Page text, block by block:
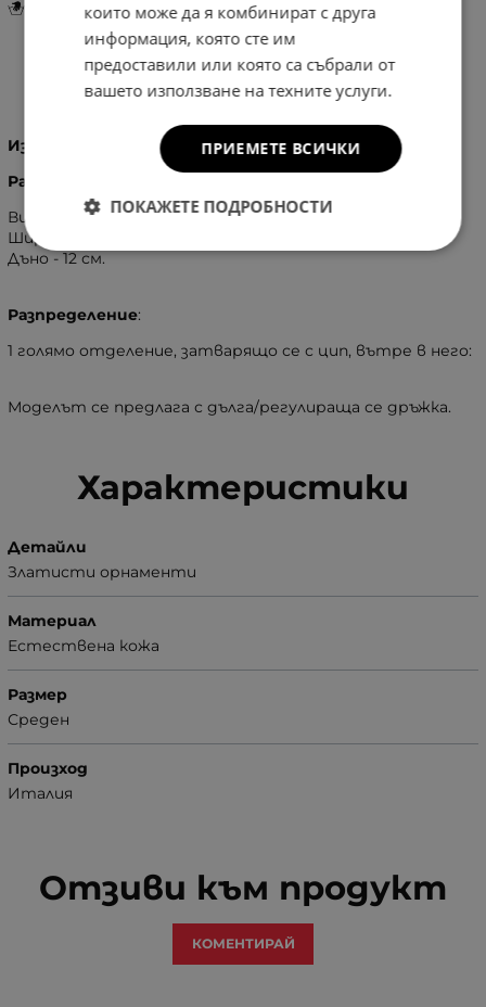
Инструкции за грижа и поддръжка
Информация
Изработка:
100% - Естествена кожа
Размери
Височина - 17 см.
Широчина - 27 см.
Дъно - 12 см.
Разпределение:
1 голямо отделение, затварящо се с цип, вътре в него:
Моделът се предлага с дълга/регулираща се дръжка.
Характеристики
Детайли
Златисти орнаменти
Материал
Естествена кожа
Размер
Среден
Произход
Италия
Отзиви към продукт
КОМЕНТИРАЙ
които може да я комбинират с друга
информация, която сте им
предоставили или която са събрали от
вашето използване на техните услуги.
ПРИЕМЕТЕ ВСИЧКИ
ПОКАЖЕТЕ ПОДРОБНОСТИ